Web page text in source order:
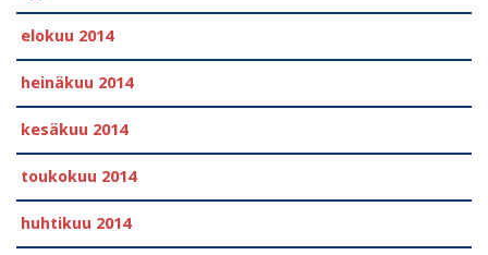
elokuu 2014
heinäkuu 2014
kesäkuu 2014
toukokuu 2014
huhtikuu 2014